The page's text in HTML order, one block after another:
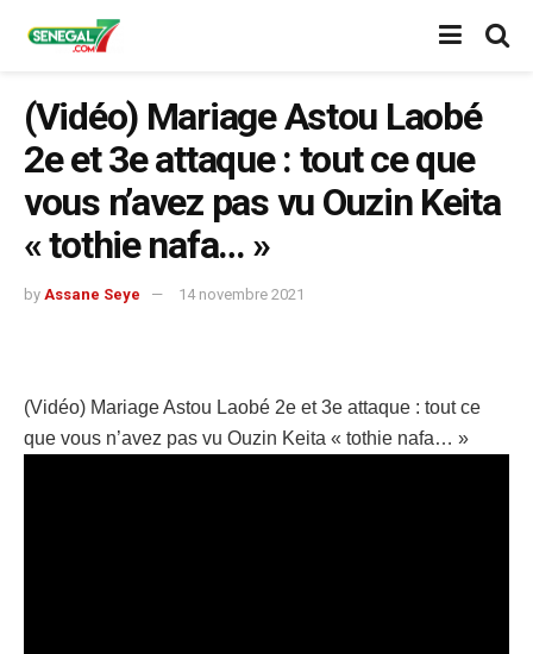
(Vidéo) Mariage Astou Laobé
2e et 3e attaque : tout ce que
vous n’avez pas vu Ouzin Keita
« tothie nafa… »
by Assane Seye 14 novembre 2021
(Vidéo) Mariage Astou Laobé 2e et 3e attaque : tout ce
que vous n’avez pas vu Ouzin Keita « tothie nafa… »